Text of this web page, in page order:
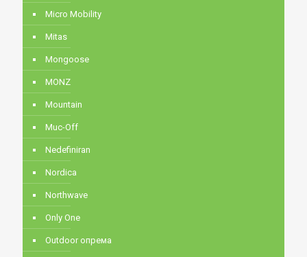
Micro Mobility
Mitas
Mongoose
MONZ
Mountain
Muc-Off
Nedefiniran
Nordica
Northwave
Only One
Outdoor опрема